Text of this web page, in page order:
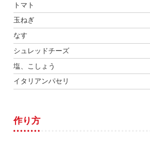
トマト
玉ねぎ
なす
シュレッドチーズ
塩、こしょう
イタリアンパセリ
作り方